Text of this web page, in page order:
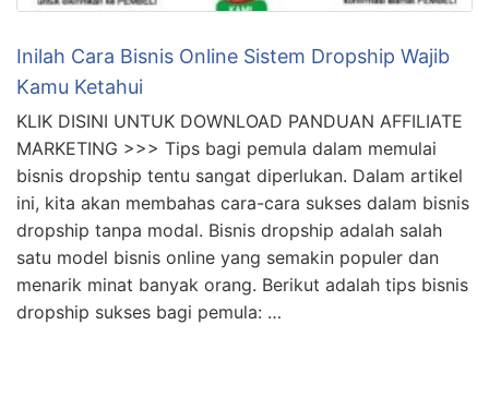
Inilah Cara Bisnis Online Sistem Dropship Wajib
Kamu Ketahui
KLIK DISINI UNTUK DOWNLOAD PANDUAN AFFILIATE
MARKETING >>> Tips bagi pemula dalam memulai
bisnis dropship tentu sangat diperlukan. Dalam artikel
ini, kita akan membahas cara-cara sukses dalam bisnis
dropship tanpa modal. Bisnis dropship adalah salah
satu model bisnis online yang semakin populer dan
menarik minat banyak orang. Berikut adalah tips bisnis
dropship sukses bagi pemula: …